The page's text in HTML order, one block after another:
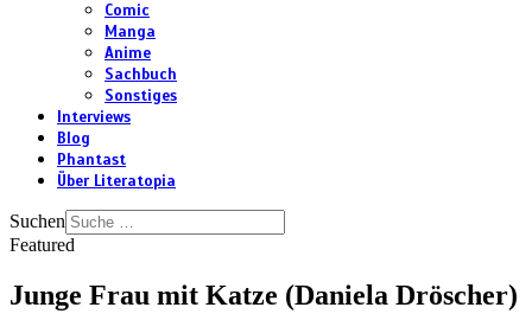
Comic
Manga
Anime
Sachbuch
Sonstiges
Interviews
Blog
Phantast
Über Literatopia
Suchen
Featured
Junge Frau mit Katze (Daniela Dröscher)